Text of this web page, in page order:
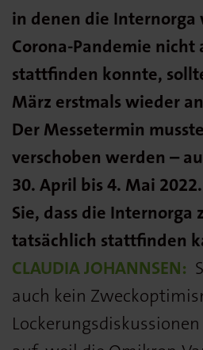
in denen die Internorga
Corona-Pandemie nicht
stattfinden konnte,
März erstmals wieder
Der Messetermin
verschoben werden –
30. April bis 4. Mai
Sie, dass die Internorga
tatsächlich stattfinden
CLAUDIA JOHANNSEN:
auch kein